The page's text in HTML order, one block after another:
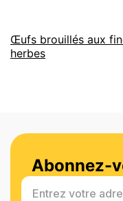
Œufs brouillés aux
herbes
Abonnez-
Entrez votre